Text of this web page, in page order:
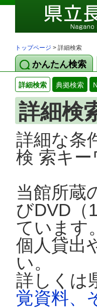
トップページ > 詳細検索
かんたん検索
詳細検索 典拠検索
詳細検
詳細な条
検 索キ
当館所蔵
びDVD（
ています。
個人貸出
い。
詳しくは
覚資料、